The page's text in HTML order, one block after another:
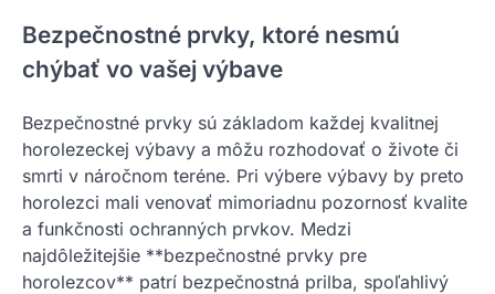
Bezpečnostné prvky, ktoré nesmú
chýbať vo vašej výbave
Bezpečnostné prvky sú základom každej kvalitnej
horolezeckej výbavy a môžu rozhodovať o živote či
smrti v náročnom teréne. Pri výbere výbavy by preto
horolezci mali venovať mimoriadnu pozornosť kvalite
a funkčnosti ochranných prvkov. Medzi
najdôležitejšie **bezpečnostné prvky pre
horolezcov** patrí bezpečnostná prilba, spoľahlivý